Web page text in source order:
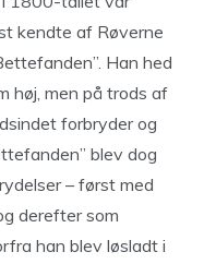
kendte af Røverne
Han hed
høj, men på trods af
forbryder og
blev dog
– først med
derefter som
han blev løsladt i